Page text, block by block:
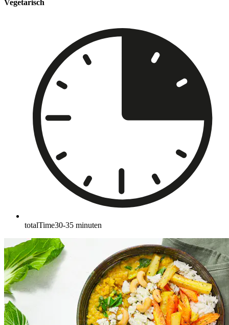
Vegetarisch
totalTime30-35 minuten